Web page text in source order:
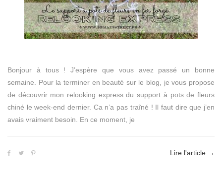
Bonjour à tous ! J’espère que vous avez passé un bonne
semaine. Pour la terminer en beauté sur le blog, je vous propose
de découvrir mon relooking express du support à pots de fleurs
chiné le week-end dernier. Ca n’a pas traîné ! Il faut dire que j’en
avais vraiment besoin. En ce moment, je
Lire l'article →